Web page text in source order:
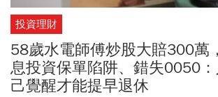
投資理財
58歲水電師傅炒股大賠300萬
息投資保單陷阱、錯失0050
己覺醒才能提早退休